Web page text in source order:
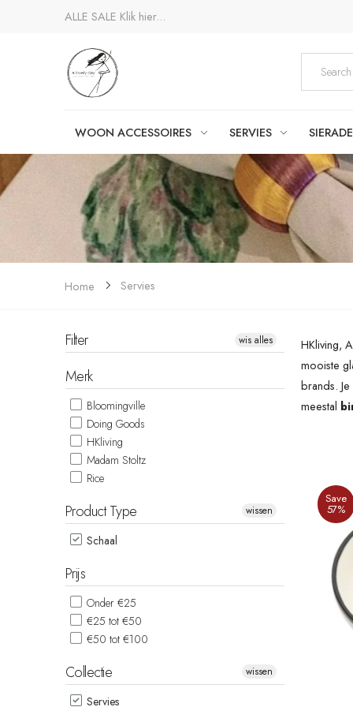
ALLE SALE Klik hier...
WOON ACCESSOIRES SERVIES
Home Servies
HKliving,
mooiste
brands.
meestal
Save
57%
Filter wis alles
Merk
Bloomingville
Doing Goods
HKliving
Madam Stoltz
Rice
Product Type
Schaal
wissen
Prijs
Onder €25
€25 tot €50
€50 tot €100
Collectie
Servies
wissen